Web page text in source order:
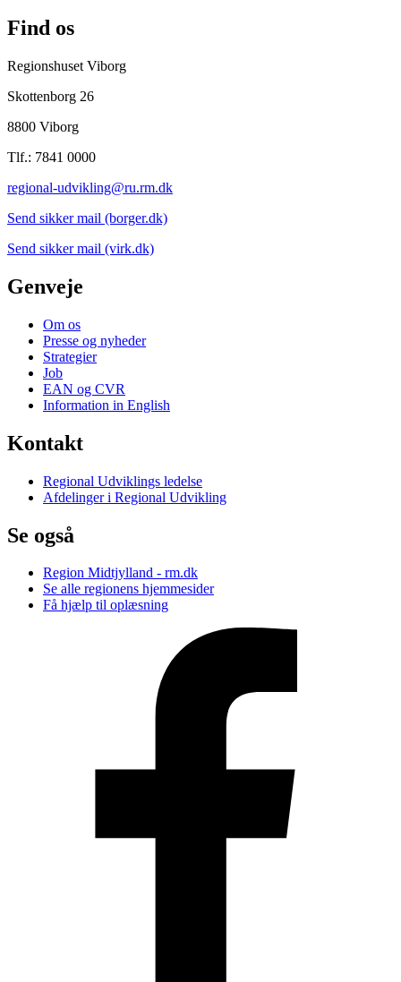
Find os
Regionshuset Viborg
Skottenborg 26
8800 Viborg
Tlf.: 7841 0000
regional-udvikling@ru.rm.dk
Send sikker mail (borger.dk)
Send sikker mail (virk.dk)
Genveje
Om os
Presse og nyheder
Strategier
Job
EAN og CVR
Information in English
Kontakt
Regional Udviklings ledelse
Afdelinger i Regional Udvikling
Se også
Region Midtjylland - rm.dk
Se alle regionens hjemmesider
Få hjælp til oplæsning